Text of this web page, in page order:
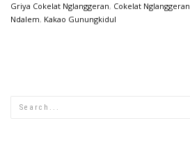
Griya Cokelat Nglanggeran, Cokelat Nglanggeran
Ndalem, Kakao Gunungkidul